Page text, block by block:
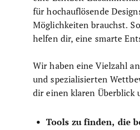
für hochauflösende
Möglichkeiten brauchst.
helfen dir, eine smarte
Wir haben eine Vielzahl
und spezialisierten
dir einen klaren Überblick
Tools zu finden, die